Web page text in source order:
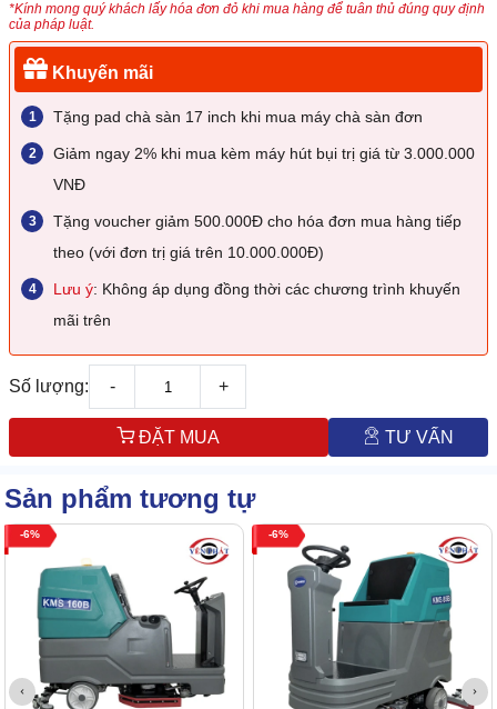
*Kính mong quý khách lấy hóa đơn đỏ khi mua hàng để tuân thủ đúng quy định
của pháp luật.
Khuyến mãi
Tặng pad chà sàn 17 inch khi mua máy chà sàn đơn
Giảm ngay 2% khi mua kèm máy hút bụi trị giá từ 3.000.000
VNĐ
Tặng voucher giảm 500.000Đ cho hóa đơn mua hàng tiếp
theo (với đơn trị giá trên 10.000.000Đ)
Lưu ý: Không áp dụng đồng thời các chương trình khuyến
mãi trên
Số lượng: - +
ĐẶT MUA TƯ VẤN
Sản phẩm tương tự
6 6